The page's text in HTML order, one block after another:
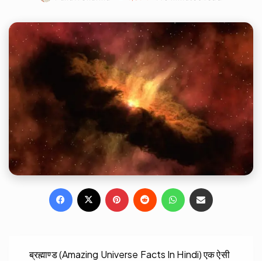
Facebook Pinterest
Reddit WhatsApp
ब्रह्माण्ड (Amazing Universe Facts In Hindi) एक ऐसी